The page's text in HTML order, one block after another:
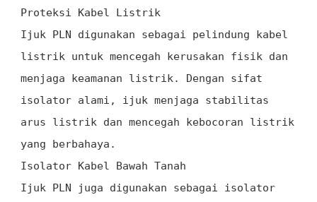
Proteksi Kabel Listrik
Ijuk PLN digunakan sebagai pelindung kabel
listrik untuk mencegah kerusakan fisik dan
menjaga keamanan listrik. Dengan sifat
isolator alami, ijuk menjaga stabilitas
arus listrik dan mencegah kebocoran listrik
yang berbahaya.
Isolator Kabel Bawah Tanah
Ijuk PLN juga digunakan sebagai isolator